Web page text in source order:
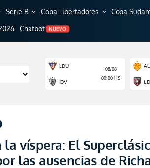
Serie B expand_more Copa Libertadores expand_more Copa
Chatbot NUEVO
víspera: El
las ausencias de